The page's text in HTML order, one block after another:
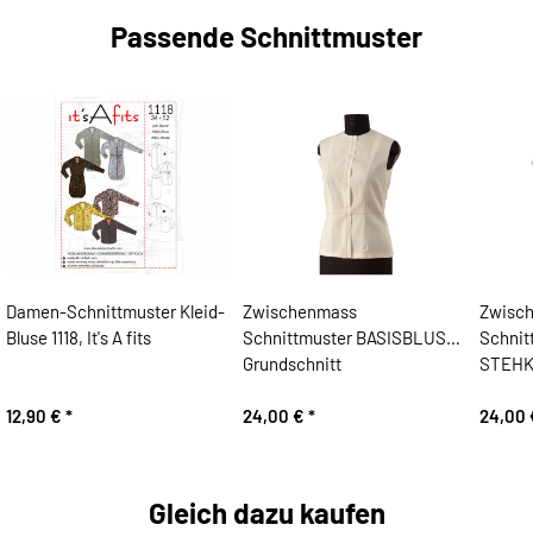
Passende Schnittmuster
Damen-Schnittmuster Kleid-
Bluse 1118, It's A fits
12,90 € *
Zwischenmass
Schnittmuster BASISBLUSE,
Grundschnitt
24,00 € * 24,00
Gleich dazu kaufen